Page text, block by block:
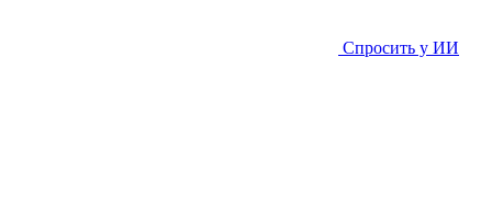
Спросить у ИИ